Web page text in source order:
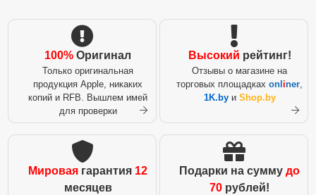
100% Оригинал
Только оригинальная
продукция Apple, никаких
копий и RFB. Вышлем имей
для проверки
Высокий рейтинг!
Отзывы о магазине на
торговых площадках onl iner,
1K.byи Shop.by
Мировая гарантия 12
месяцев
Подарки на сумму до
70 рублей!